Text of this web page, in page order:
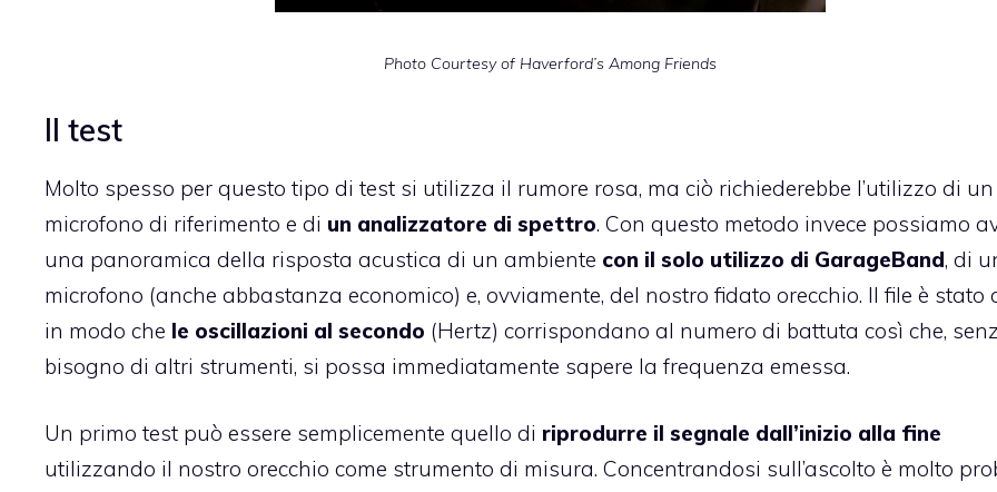
Photo Courtesy of Haverford’s Among Friends
Il test
Molto spesso per questo tipo di test si utilizza il rumore rosa, ma ciò richiederebbe l’utilizzo di un
microfono di riferimento e di un analizzatore di spettro. Con questo metodo invece possiamo
una panoramica della risposta acustica di un ambiente con il solo utilizzo di GarageBand, di
microfono (anche abbastanza economico) e, ovviamente, del nostro fidato orecchio. Il file è stato
in modo che le oscillazioni al secondo (Hertz) corrispondano al numero di battuta così che,
bisogno di altri strumenti, si possa immediatamente sapere la frequenza emessa.
Un primo test può essere semplicemente quello di riprodurre il segnale dall’inizio alla fine
utilizzando il nostro orecchio come strumento di misura. Concentrandosi sull’ascolto è molto